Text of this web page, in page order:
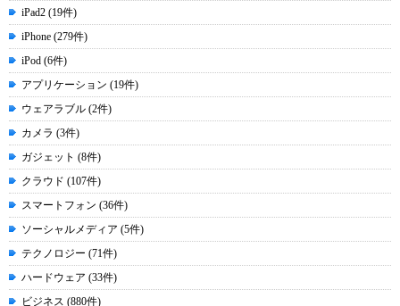
iPad2 (19件)
iPhone (279件)
iPod (6件)
アプリケーション (19件)
ウェアラブル (2件)
カメラ (3件)
ガジェット (8件)
クラウド (107件)
スマートフォン (36件)
ソーシャルメディア (5件)
テクノロジー (71件)
ハードウェア (33件)
ビジネス (880件)